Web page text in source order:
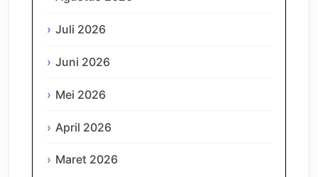
Juli 2026
Juni 2026
Mei 2026
April 2026
Maret 2026